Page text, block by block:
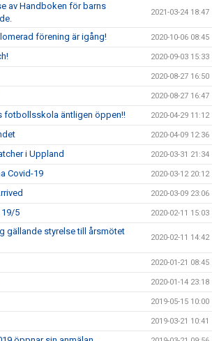
av Handboken för barns
2021-03-24 18:47
förening är igång! 2020-10-06 08:45
2020-09-03 15:33
2020-08-27 16:50
2020-08-27 16:47
fotbollsskola äntligen öppen!! 2020-04-29 11:12
2020-04-09 12:36
i Uppland 2020-03-31 21:34
Covid-19 2020-03-12 20:12
2020-03-09 23:06
5 2020-02-11 15:03
gällande styrelse till årsmötet
2020-02-11 14:42
2020-01-21 08:45
2020-01-14 23:18
2019-05-15 10:00
2019-03-21 10:41